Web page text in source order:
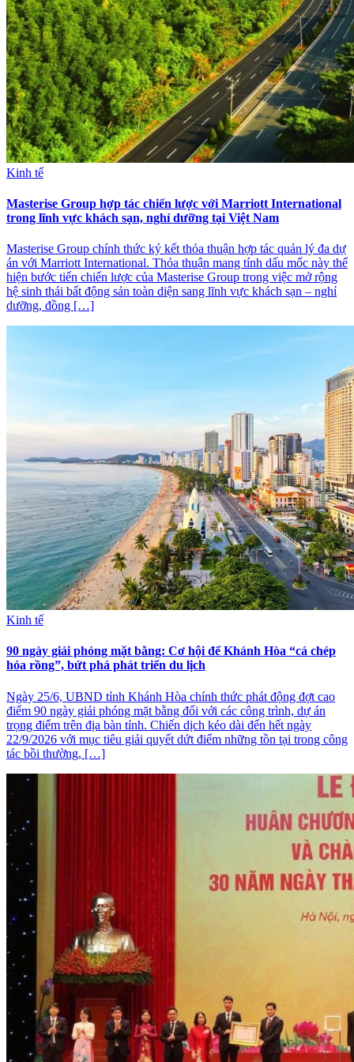
Kinh tế
Masterise Group hợp tác chiến lược với Marriott International
trong lĩnh vực khách sạn, nghỉ dưỡng tại Việt Nam
Masterise Group chính thức ký kết thỏa thuận hợp tác quản lý đa dự
án với Marriott International. Thỏa thuận mang tính dấu mốc này thể
hiện bước tiến chiến lược của Masterise Group trong việc mở rộng
hệ sinh thái bất động sản toàn diện sang lĩnh vực khách sạn – nghỉ
dưỡng, đồng […]
Kinh tế
90 ngày giải phóng mặt bằng: Cơ hội để Khánh Hòa “cá chép
hóa rồng”, bứt phá phát triển du lịch
Ngày 25/6, UBND tỉnh Khánh Hòa chính thức phát động đợt cao
điểm 90 ngày giải phóng mặt bằng đối với các công trình, dự án
trọng điểm trên địa bàn tỉnh. Chiến dịch kéo dài đến hết ngày
22/9/2026 với mục tiêu giải quyết dứt điểm những tồn tại trong công
tác bồi thường, […]